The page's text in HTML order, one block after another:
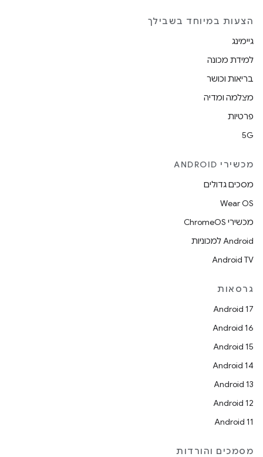
הצעות במיוחד בשבילך
גיימינג
למידת מכונה
בריאות וכושר
מצלמה ומדיה
פרטיות
5G
מכשירי ANDROID
מסכים גדולים
Wear OS
מכשירי ChromeOS
Android למכוניות
Android TV
גרסאות
Android 17
Android 16
Android 15
Android 14
Android 13
Android 12
Android 11
מסמכים והורדות